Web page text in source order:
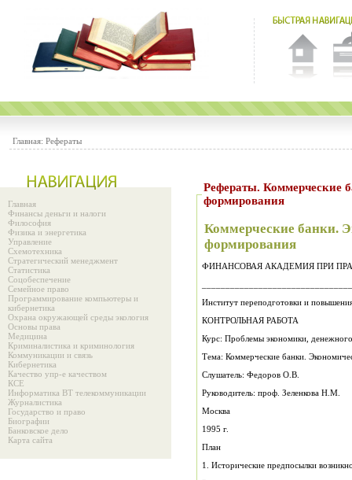
Главная: Рефераты
Главная
Финансы деньги и налоги
Философия
Физика и энергетика
Управление
Схемотехника
Стратегический менеджмент
Статистика
Соцобеспечение
Семейное право
Программирование компьютеры и
кибернетика
Охрана окружающей среды экология
Основы права
Медицина
Криминалистика и криминология
Коммуникации и связь
Кибернетика
Качество упр-е качеством
КСЕ
Информатика ВТ телекоммуникации
Журналистика
Государство и право
Биографии
Банковское дело
Карта сайта
Рефераты. Коммерческие
формирования
Коммерческие банки.
формирования
ФИНАНСОВАЯ АКАДЕМИЯ ПРИ
Институт переподготовки и
КОНТРОЛЬНАЯ РАБОТА
Курс: Проблемы экономики,
Тема: Коммерческие банки.
Слушатель: Федоров О.В.
Руководитель: проф. Зеленкова Н.М.
Москва
1995 г.
План